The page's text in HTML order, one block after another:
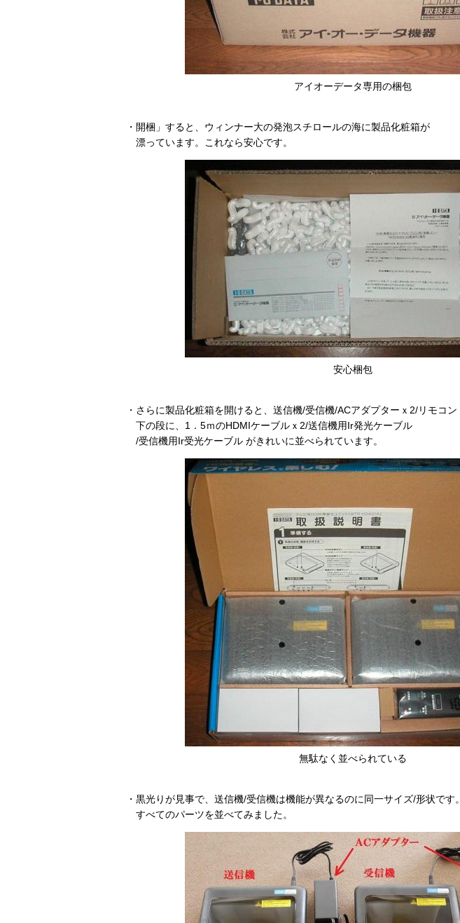
アイオーデータ専用の梱包
・開梱」すると、ウィンナー大の発泡スチロールの海に製品化粧箱が
漂っています。これなら安心です。
安心梱包
・さらに製品化粧箱を開けると、送信機/受信機/ACアダプターｘ2/リモコン
下の段に、1．5ｍのHDMIケーブルｘ2/送信機用Ir発光ケーブル
/受信機用Ir受光ケーブル がきれいに並べられています。
無駄なく並べられている
・黒光りが見事で、送信機/受信機は機能が異なるのに同一サイズ/形状です。
すべてのパーツを並べてみました。